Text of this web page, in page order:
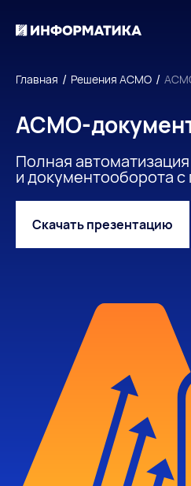
Главная / Решения АСМО /
АСМО-
Полная
и документооборота
Скачать презентацию